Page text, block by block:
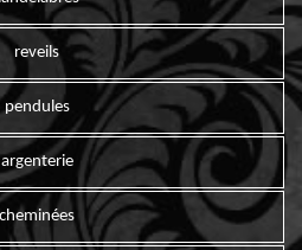
reveils
pendules
argenterie
cheminées